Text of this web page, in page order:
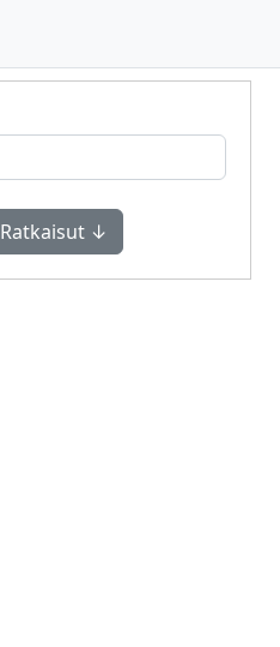
Ratkaisut ↓